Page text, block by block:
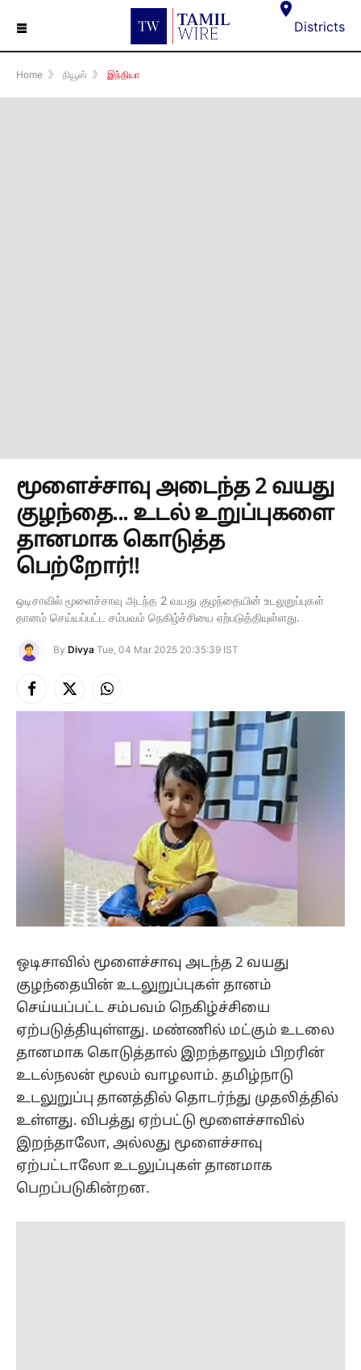
☰ Districts
Home 》 நியூஸ் 》 இந்தியா
மூளைச்சாவு அடைந்த 2 வயது
குழந்தை... உடல் உறுப்புகளை
தானமாக கொடுத்த
பெற்றோர்!!
ஒடிசாவில் மூளைச்சாவு அடந்த 2 வயது குழந்தையின் உடலுறுப்புகள்
தானம் செய்யப்பட்ட சம்பவம் நெகிழ்ச்சியை ஏற்படுத்தியுள்ளது.
By Divya Tue, 04 Mar 2025 20:35:39 IST
Facebook
X
(Twitter)
Instagram
ஒடிசாவில் மூளைச்சாவு அடந்த 2 வயது
குழந்தையின் உடலுறுப்புகள் தானம்
செய்யப்பட்ட சம்பவம் நெகிழ்ச்சியை
ஏற்படுத்தியுள்ளது. மண்ணில் மட்கும் உடலை
தானமாக கொடுத்தால் இறந்தாலும் பிறரின்
உடல்நலன் மூலம் வாழலாம். தமிழ்நாடு
உடலுறுப்பு தானத்தில் தொடர்ந்து முதலித்தில்
உள்ளது. விபத்து ஏற்பட்டு மூளைச்சாவில்
இறந்தாலோ, அல்லது மூளைச்சாவு
ஏற்பட்டாலோ உடலுப்புகள் தானமாக
பெறப்படுகின்றன.